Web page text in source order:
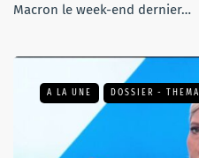
Macron le week-end dernier…
A LA UNE DOSSIER - THEMA